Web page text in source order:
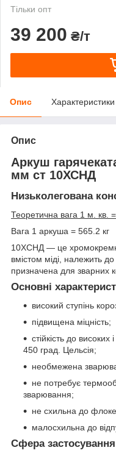
Тільки опт
39 200 ₴/т
Опис Характеристики
Опис
Аркуш
мм ст 10ХСНД
Низьколегована
Теоретична вага 1 м. кв.
Вага 1 аркуша = 565.2 кг
10ХСНД — це
вмістом міді, належить
призначена для зварних
Основні
високий ступінь
підвищена міцність;
стійкість до
450 град. Цельсія;
необмежена
не потребує
зварювання;
не схильна до
малосхильна до
Сфера